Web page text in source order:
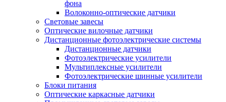
фона
Волоконно-оптические датчики
Световые завесы
Оптические вилочные датчики
Дистанционные фотоэлектрические системы
Дистанционные датчики
Фотоэлектрические усилители
Мультиплексные усилители
Фотоэлектрические шинные усилители
Блоки питания
Оптические каркасные датчики